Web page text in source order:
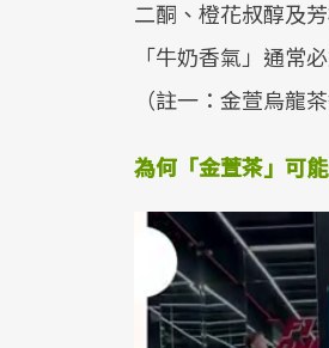
二酮、橙花叔醇及
「牛奶香氣」通常
（註一：金萱烏龍
為何「金萱茶」可